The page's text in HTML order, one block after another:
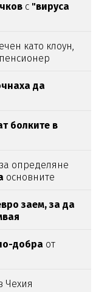
с "вируса
като клоун,
пенсионер
да
болките в
определяне
основните
заем, за да
добра от
Чехия